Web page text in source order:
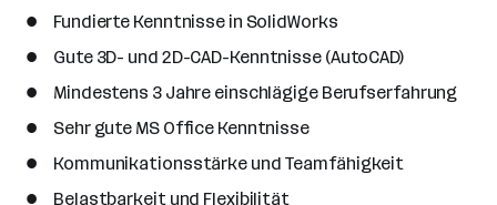
Fundierte Kenntnisse in SolidWorks
Gute 3D- und 2D-CAD-Kenntnisse (AutoCAD)
Mindestens 3 Jahre einschlägige Berufserfahrung
Sehr gute MS Office Kenntnisse
Kommunikationsstärke und Teamfähigkeit
Belastbarkeit und Flexibilität